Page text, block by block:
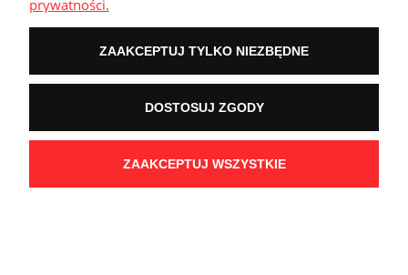
Zew Cthulhu Samotnie Przeciwko Ciemności
prywatności.
ZAAKCEPTUJ TYLKO NIEZBĘDNE
DOSTOSUJ ZGODY
ZAAKCEPTUJ WSZYSTKIE